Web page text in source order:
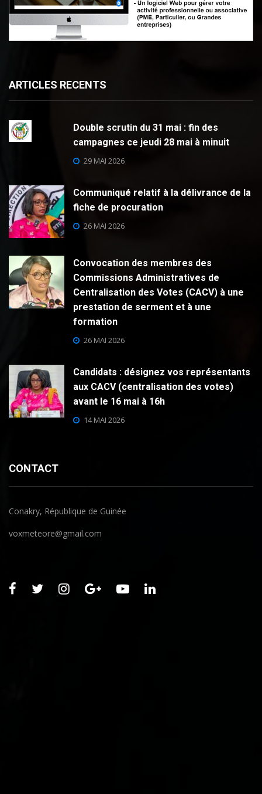
ARTICLES RECENTS
Double scrutin du 31 mai : fin des
campagnes ce jeudi 28 mai à minuit
29 MAI 2026
Communiqué relatif à la délivrance de la
fiche de procuration
26 MAI 2026
Convocation des membres des
Commissions Administratives de
Centralisation des Votes (CACV) à une
prestation de serment et à une
formation
26 MAI 2026
Candidats : désignez vos représentants
aux CACV (centralisation des votes)
avant le 16 mai à 16h
14 MAI 2026
CONTACT
Conakry, République de Guinée
voxmeteore@gmail.com